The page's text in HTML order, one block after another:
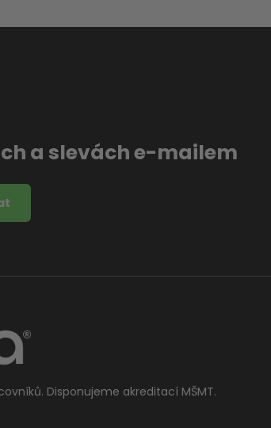
a slevách e-mailem
Disponujeme akreditací MŠMT.